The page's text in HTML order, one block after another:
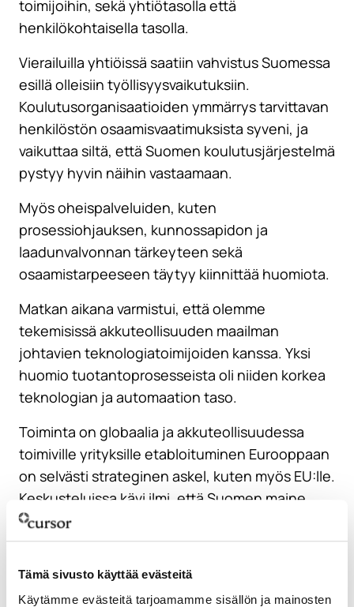
Tämä sivusto käyttää evästeitä
Käytämme evästeitä tarjoamamme sisällön ja mainosten
toimijoihin, sekä yhtiötasolla että
henkilökohtaisella tasolla.
Vierailuilla yhtiöissä saatiin vahvistus Suomessa
esillä olleisiin työllisyysvaikutuksiin.
Koulutusorganisaatioiden ymmärrys tarvittavan
henkilöstön osaamisvaatimuksista syveni, ja
vaikuttaa siltä, että Suomen koulutusjärjestelmä
pystyy hyvin näihin vastaamaan.
Myös oheispalveluiden, kuten
prosessiohjauksen, kunnossapidon ja
laadunvalvonnan tärkeyteen sekä
osaamistarpeeseen täytyy kiinnittää huomiota.
Matkan aikana varmistui, että olemme
tekemisissä akkuteollisuuden maailman
johtavien teknologiatoimijoiden kanssa. Yksi
huomio tuotantoprosesseista oli niiden korkea
teknologian ja automaation taso.
Toiminta on globaalia ja akkuteollisuudessa
toimiville yrityksille etabloituminen Eurooppaan
on selvästi strateginen askel, kuten myös EU:lle.
Keskusteluissa kävi ilmi, että Suomen maine
investointiystävällisenä maana on kärsinyt viime
vuosien lupaprosesseihin liittyvien ongelmien
logistiikkaan liittyviä mahdollisuuksia.